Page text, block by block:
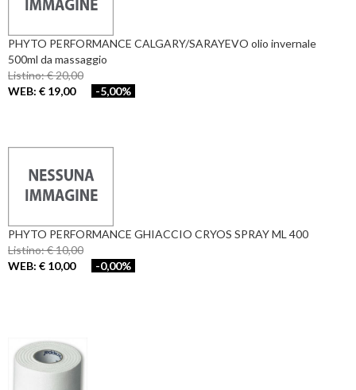
PHYTO PERFORMANCE CALGARY/SARAYEVO olio invernale
500ml da massaggio
Listino: € 20,00
WEB: € 19,00
-5,00%
PHYTO PERFORMANCE GHIACCIO CRYOS SPRAY ML 400
Listino: € 10,00
WEB: € 10,00
-0,00%